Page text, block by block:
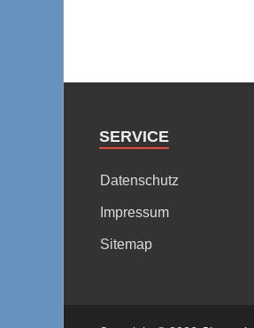
SERVICE
Datenschutz
Impressum
Sitemap